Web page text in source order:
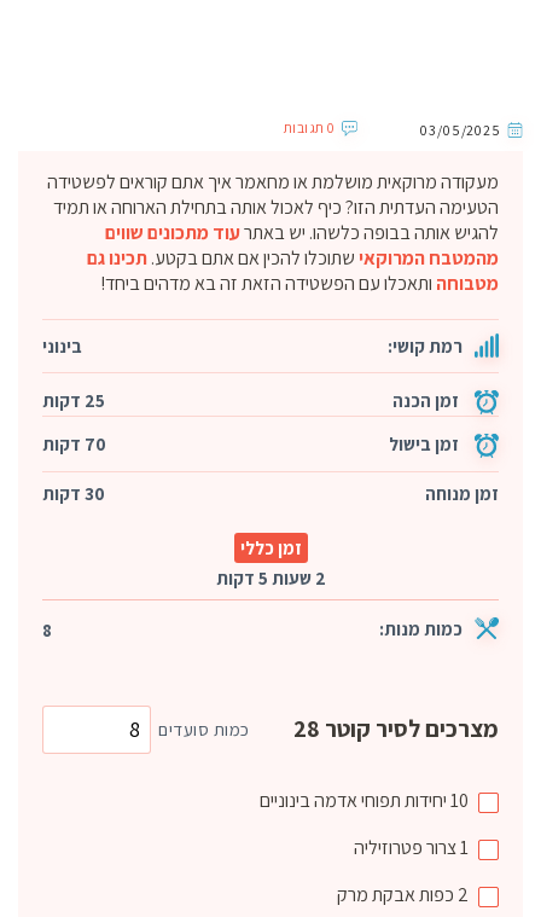
03/05/2025 0 תגובות
מעקודה מרוקאית מושלמת או מחאמר איך אתם קוראים לפשטידה
הטעימה העדתית הזו? כיף לאכול אותה בתחילת הארוחה או תמיד
להגיש אותה בבופה כלשהו. יש באתרעוד מתכונים שווים
מהמטבח המרוקאישתוכלו להכין אם אתם בקטע.תכינו גם
מטבוחה ותאכלו עם הפשטידה הזאת זה בא מדהים ביחד!
רמת קושי: בינוני
זמן הכנה
25 דקות
זמן בישול
70 דקות
זמן מנוחה 30 דקות
זמן כללי
2 שעות 5 דקות
כמות מנות: 8
מצרכים לסיר קוטר 28 כמות סועדים
10יחידותתפוחי אדמה בינוניים
1צרורפטרוזיליה
2 כפותאבקת מרק